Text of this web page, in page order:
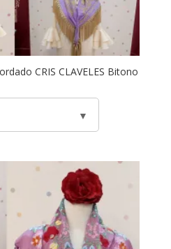
CRIS CLAVELES Bitono